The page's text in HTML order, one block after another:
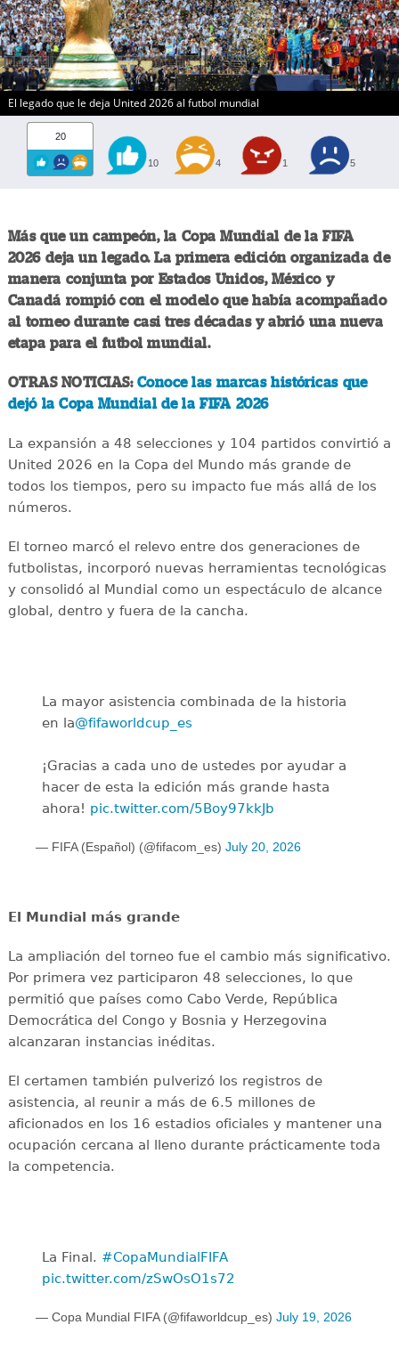
El legado que le deja United 2026 al futbol mundial
20
10 4 1 5
Más que un campeón, la Copa Mundial de la FIFA
2026 deja un legado. La primera edición organizada de
manera conjunta por Estados Unidos, México y
Canadá rompió con el modelo que había acompañado
al torneo durante casi tres décadas y abrió una nueva
etapa para el futbol mundial.
OTRAS NOTICIAS: Conoce las marcas históricas que
dejó la Copa Mundial de la FIFA 2026
La expansión a 48 selecciones y 104 partidos convirtió a
United 2026 en la Copa del Mundo más grande de
todos los tiempos, pero su impacto fue más allá de los
números.
El torneo marcó el relevo entre dos generaciones de
futbolistas, incorporó nuevas herramientas tecnológicas
y consolidó al Mundial como un espectáculo de alcance
global, dentro y fuera de la cancha.
La mayor asistencia combinada de la historia
en la@fifaworldcup_es
¡Gracias a cada uno de ustedes por ayudar a
hacer de esta la edición más grande hasta
ahora! pic.twitter.com/5Boy97kkJb
— FIFA (Español) (@fifacom_es) July 20, 2026
El Mundial más grande
La ampliación del torneo fue el cambio más significativo.
Por primera vez participaron 48 selecciones, lo que
permitió que países como Cabo Verde, República
Democrática del Congo y Bosnia y Herzegovina
alcanzaran instancias inéditas.
El certamen también pulverizó los registros de
asistencia, al reunir a más de 6.5 millones de
aficionados en los 16 estadios oficiales y mantener una
ocupación cercana al lleno durante prácticamente toda
la competencia.
La Final. ️ #CopaMundialFIFA
pic.twitter.com/zSwOsO1s72
— Copa Mundial FIFA (@fifaworldcup_es) July 19, 2026